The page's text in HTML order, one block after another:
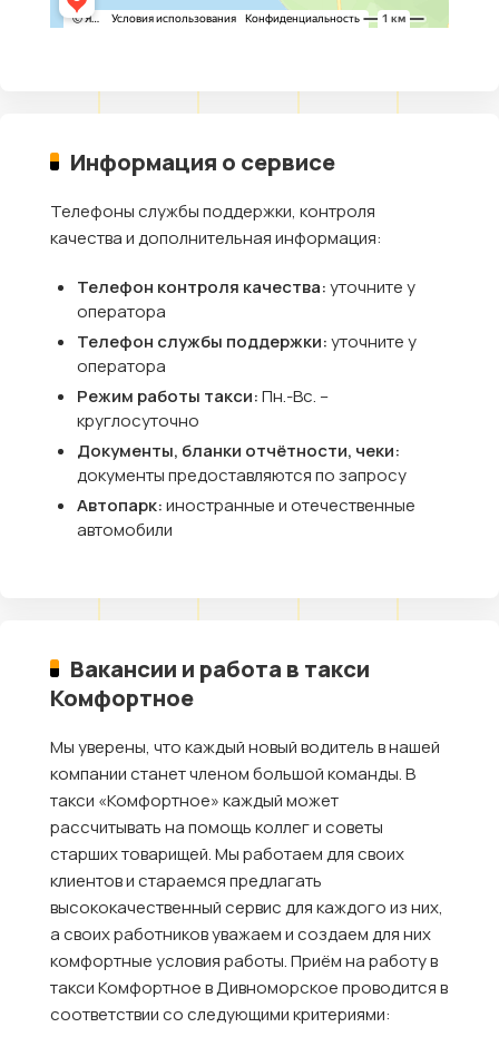
Информация о сервисе
Телефоны службы поддержки, контроля
качества и дополнительная информация:
Телефон контроля качества:уточните у
оператора
Телефон службы поддержки:уточните у
оператора
Режим работы такси:Пн.-Вс. –
круглосуточно
Документы, бланки отчётности, чеки:
документы предоставляются по запросу
Автопарк:иностранные и отечественные
автомобили
Вакансии и работа в такси
Комфортное
Мы уверены, что каждый новый водитель в нашей
компании станет членом большой команды. В
такси «Комфортное» каждый может
рассчитывать на помощь коллег и советы
старших товарищей. Мы работаем для своих
клиентов и стараемся предлагать
высококачественный сервис для каждого из них,
а своих работников уважаем и создаем для них
комфортные условия работы. Приём на работу в
такси Комфортное в Дивноморское проводится в
соответствии со следующими критериями: